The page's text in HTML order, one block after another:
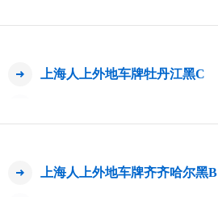
上海人上外地车牌牡丹江黑C
上海人上外地车牌齐齐哈尔黑B